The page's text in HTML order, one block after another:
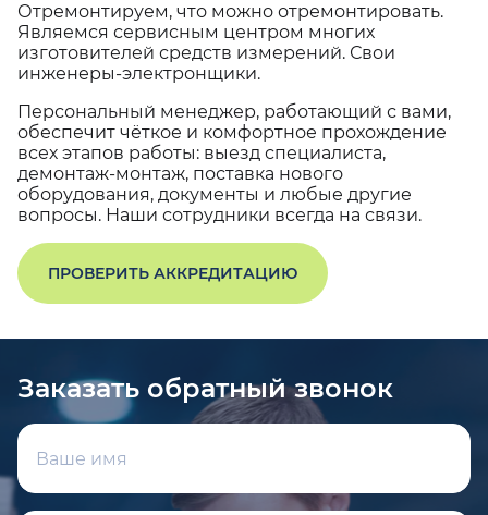
Отремонтируем, что можно отремонтировать.
Являемся сервисным центром многих
изготовителей средств измерений. Свои
инженеры-электронщики.
Персональный менеджер, работающий с вами,
обеспечит чёткое и комфортное прохождение
всех этапов работы: выезд специалиста,
демонтаж-монтаж, поставка нового
оборудования, документы и любые другие
вопросы. Наши сотрудники всегда на связи.
ПРОВЕРИТЬ АККРЕДИТАЦИЮ
Заказать обратный звонок